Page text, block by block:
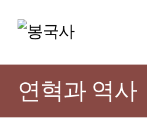
연혁과 역사